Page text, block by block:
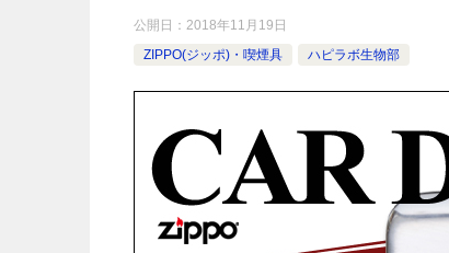
公開日： 2018年11月19日
ZIPPO(ジッポ)・喫煙具
ハピラボ生物部